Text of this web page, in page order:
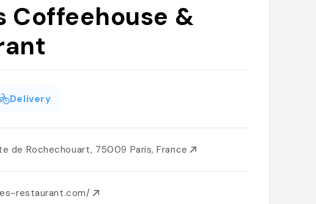
Coffeehouse &
Delivery
de Rochechouart, 75009 Paris, France
restaurant.com/